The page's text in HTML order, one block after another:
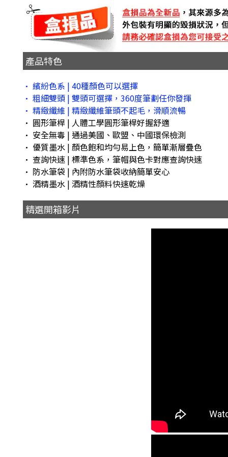
產品特色
• 繽紛色系 | 40種顏色可以選擇
• 粗細雙頭 | 雙頭可選擇，360度筆劃任你發揮
• 精緻纖維 | 精緻纖維筆頭不起毛，滑順流暢
• 圓形筆桿 | 人體工學圓形筆桿好握舒適
• 安全無毒 | 通過美國、歐盟、中國環保檢測
• 優質墨水 | 顏色飽和均勻易上色，簡單漸層疊色
• 查詢快速 | 標準色系，筆帽與色卡對應查詢快速
• 防水筆袋 | 內附防水筆袋收納簡單安心
• 酒精墨水 | 酒精性顏料快速乾燥
精選開箱影片